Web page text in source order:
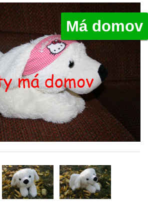
Má domov